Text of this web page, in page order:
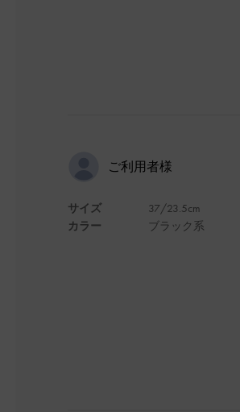
ご利用者様
サイズ
カラー
37/23.5cm
ブラック系